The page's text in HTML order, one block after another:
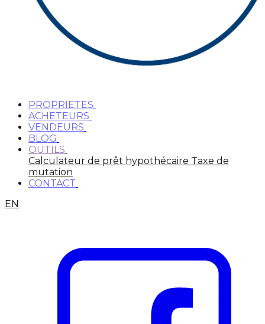
PROPRIETES
ACHETEURS
VENDEURS
BLOG
OUTILS
Calculateur de prêt hypothécaire Taxe de
mutation
CONTACT
EN